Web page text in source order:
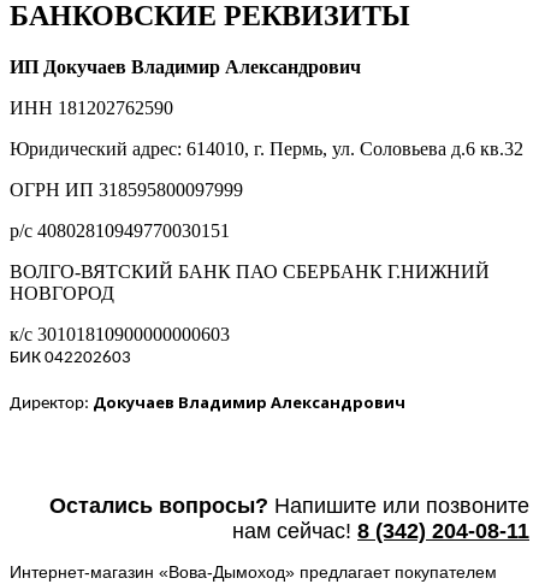
БАНКОВСКИЕ РЕКВИЗИТЫ
ИП Докучаев Владимир Александрович
ИНН 181202762590
Юридический адрес: 614010, г. Пермь, ул. Соловьева д.6 кв.32
ОГРН ИП 318595800097999
р/с 40802810949770030151
ВОЛГО-ВЯТСКИЙ БАНК ПАО СБЕРБАНК Г.НИЖНИЙ
НОВГОРОД
к/с 30101810900000000603
БИК 042202603
Директор: Докучаев Владимир Александрович
Остались вопросы? Напишите или позвоните
нам сейчас! 8 (342) 204-08-11
Интернет-магазин «Вова-Дымоход» предлагает покупателем